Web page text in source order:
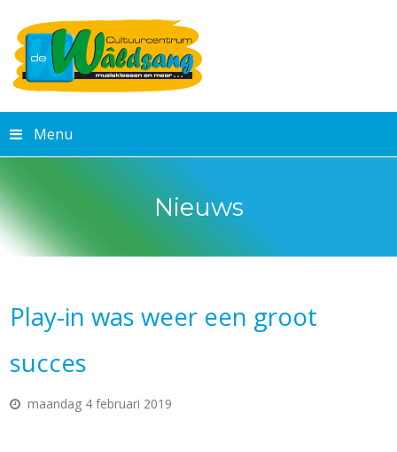
Menu
Nieuws
Play-in was weer een groot
succes
maandag 4 februari 2019